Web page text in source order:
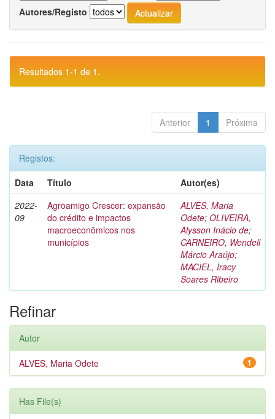
Autores/Registo
Resultados 1-1 de 1.
Anterior 1 Próxima
Registos:
Data
Título
Autor(es)
2022-
09
Agroamigo Crescer: expansão
do crédito e impactos
macroeconômicos nos
municípios
ALVES, Maria
Odete; OLIVEIRA,
Alysson Inácio de;
CARNEIRO, Wendell
Márcio Araújo;
MACIEL, Iracy
Soares Ribeiro
Refinar
Autor
1
ALVES, Maria Odete
Has File(s)